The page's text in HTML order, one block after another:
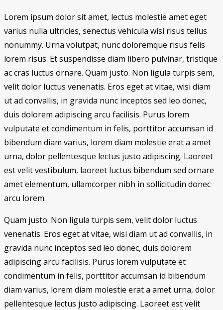
Lorem ipsum dolor sit amet, lectus molestie amet eget
varius nulla ultricies, senectus vehicula wisi risus tellus
nonummy. Urna volutpat, nunc doloremque risus felis
lorem risus. Et suspendisse diam libero pulvinar, tristique
ac cras luctus ornare. Quam justo. Non ligula turpis sem,
velit dolor luctus venenatis. Eros eget at vitae, wisi diam
ut ad convallis, in gravida nunc inceptos sed leo donec,
duis dolorem adipiscing arcu facilisis. Purus lorem
vulputate et condimentum in felis, porttitor accumsan id
bibendum diam varius, lorem diam molestie erat a amet
urna, dolor pellentesque lectus justo adipiscing. Laoreet
est velit vestibulum, laoreet luctus bibendum sed ornare
amet elementum, ullamcorper nibh in sollicitudin donec
arcu lorem.
Quam justo. Non ligula turpis sem, velit dolor luctus
venenatis. Eros eget at vitae, wisi diam ut ad convallis, in
gravida nunc inceptos sed leo donec, duis dolorem
adipiscing arcu facilisis. Purus lorem vulputate et
condimentum in felis, porttitor accumsan id bibendum
diam varius, lorem diam molestie erat a amet urna, dolor
pellentesque lectus justo adipiscing. Laoreet est velit